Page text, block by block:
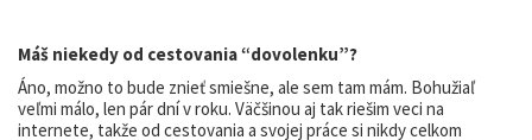
Máš niekedy od cestovania “dovolenku”?
Áno, možno to bude znieť smiešne, ale sem tam mám. Bohužiaľ
veľmi málo, len pár dní v roku. Väčšinou aj tak riešim veci na
internete, takže od cestovania a svojej práce si nikdy celkom